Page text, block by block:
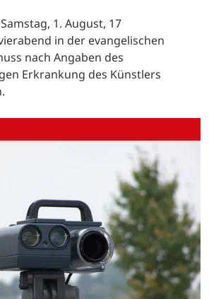
1. August, 17
in der evangelischen
nach Angaben des
Erkrankung des Künstlers